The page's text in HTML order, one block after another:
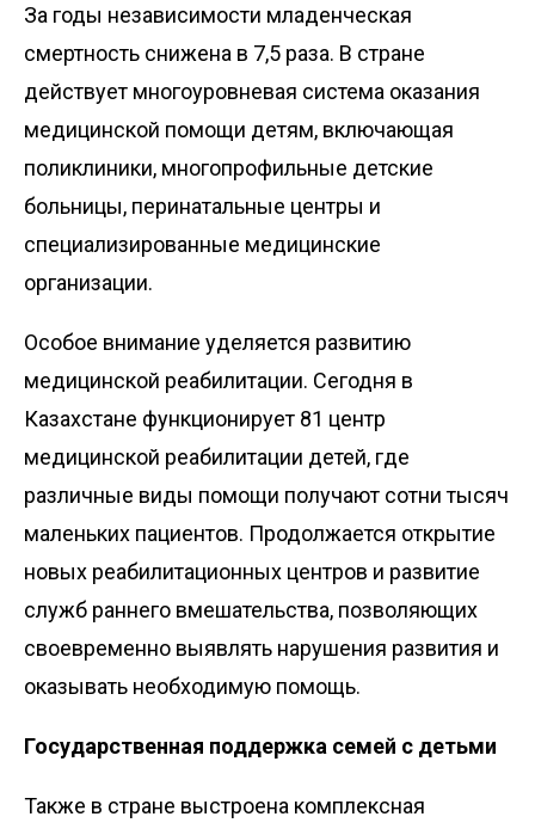
За годы независимости младенческая
смертность снижена в 7,5 раза. В стране
действует многоуровневая система оказания
медицинской помощи детям, включающая
поликлиники, многопрофильные детские
больницы, перинатальные центры и
специализированные медицинские
организации.
Особое внимание уделяется развитию
медицинской реабилитации. Сегодня в
Казахстане функционирует 81 центр
медицинской реабилитации детей, где
различные виды помощи получают сотни тысяч
маленьких пациентов. Продолжается открытие
новых реабилитационных центров и развитие
служб раннего вмешательства, позволяющих
своевременно выявлять нарушения развития и
оказывать необходимую помощь.
Государственная поддержка семей с детьми
Также в стране выстроена комплексная